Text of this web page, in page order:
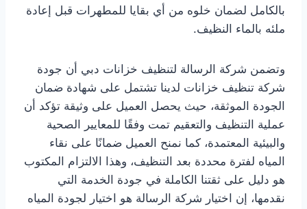
بالكامل لضمان خلوه من أي بقايا للمطهرات قبل إعادة
ملئه بالماء النظيف.
وتضمن شركة الرسالة لتنظيف خزانات دبي أن جودة
شركة تنظيف خزانات لدينا تشتمل على شهادة ضمان
الجودة الموثقة، حيث يحصل العميل على وثيقة تؤكد أن
عملية التنظيف والتعقيم تمت وفقًا للمعايير الصحية
والبيئية المعتمدة، كما نمنح العميل ضمانًا على نقاء
المياه لفترة محددة بعد التنظيف، وهذا الالتزام المكتوب
هو دليل على ثقتنا الكاملة في جودة الخدمة التي
نقدمها، إن اختيار شركة الرسالة هو اختيار لجودة المياه